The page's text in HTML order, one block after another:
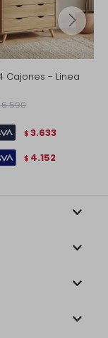
Cajones - Linea
6.590
$ 3.633
$ 4.152